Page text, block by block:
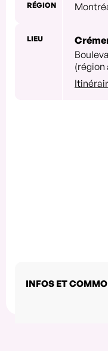
RÉGION
LIEU
INFOS ET